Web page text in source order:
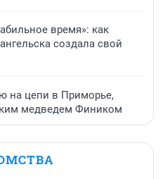
время»: как
создала свой
на цепи в Приморье,
медведем Фиником